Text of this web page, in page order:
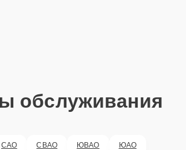
обслуживания
САО СВАО ЮВАО ЮАО